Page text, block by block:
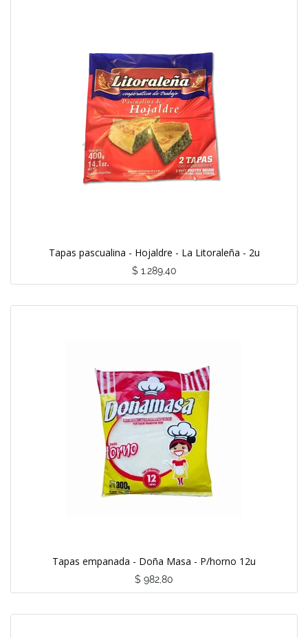
Tapas pascualina - Hojaldre - La Litoraleña - 2u
$ 1.289,40
Tapas empanada - Doña Masa - P/horno 12u
$ 982,80